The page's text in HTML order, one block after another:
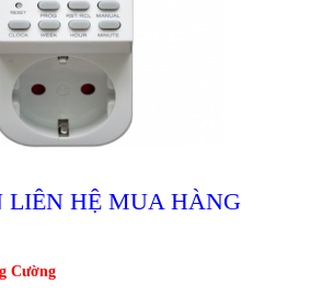
LIÊN HỆ MUA HÀNG
Cường